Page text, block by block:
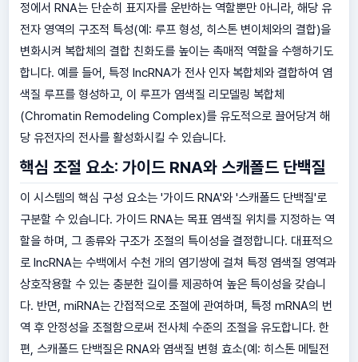
정에서 RNA는 단순히 표지자를 운반하는 역할뿐만 아니라, 해당 유
전자 영역의 구조적 특성(예: 루프 형성, 히스톤 변이체와의 결합)을
변화시켜 복합체의 결합 친화도를 높이는 촉매적 역할을 수행하기도
합니다. 예를 들어, 특정 lncRNA가 전사 인자 복합체와 결합하여 염
색질 루프를 형성하고, 이 루프가 염색질 리모델링 복합체
(Chromatin Remodeling Complex)를 유도적으로 끌어당겨 해
당 유전자의 전사를 활성화시킬 수 있습니다.
핵심 조절 요소: 가이드 RNA와 스캐폴드 단백질
이 시스템의 핵심 구성 요소는 '가이드 RNA'와 '스캐폴드 단백질'로
구분할 수 있습니다. 가이드 RNA는 목표 염색질 위치를 지정하는 역
할을 하며, 그 종류와 구조가 조절의 특이성을 결정합니다. 대표적으
로 lncRNA는 수백에서 수천 개의 염기쌍에 걸쳐 특정 염색질 영역과
상호작용할 수 있는 충분한 길이를 제공하여 높은 특이성을 갖습니
다. 반면, miRNA는 간접적으로 조절에 관여하며, 특정 mRNA의 번
역 후 안정성을 조절함으로써 전사체 수준의 조절을 유도합니다. 한
편, 스캐폴드 단백질은 RNA와 염색질 변형 효소(예: 히스톤 메틸전